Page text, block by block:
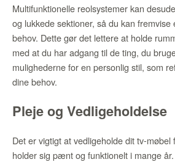
Multifunktionelle reolsystemer kan
og lukkede sektioner, så du kan
behov. Dette gør det lettere at holde
med at du har adgang til de ting, du
mulighederne for en personlig stil, som
dine behov.
Pleje og Vedligeholdelse
Det er vigtigt at vedligeholde dit tv-møbel
holder sig pænt og funktionelt i mange